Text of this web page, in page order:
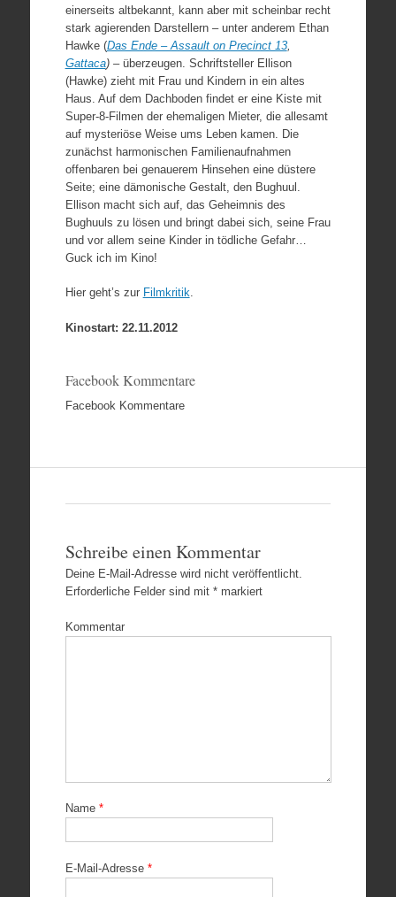
einerseits altbekannt, kann aber mit scheinbar recht
stark agierenden Darstellern – unter anderem Ethan
Hawke (Das Ende – Assault on Precinct 13,
Gattaca) – überzeugen. Schriftsteller Ellison
(Hawke) zieht mit Frau und Kindern in ein altes
Haus. Auf dem Dachboden findet er eine Kiste mit
Super-8-Filmen der ehemaligen Mieter, die allesamt
auf mysteriöse Weise ums Leben kamen. Die
zunächst harmonischen Familienaufnahmen
offenbaren bei genauerem Hinsehen eine düstere
Seite; eine dämonische Gestalt, den Bughuul.
Ellison macht sich auf, das Geheimnis des
Bughuuls zu lösen und bringt dabei sich, seine Frau
und vor allem seine Kinder in tödliche Gefahr…
Guck ich im Kino!
Hier geht’s zur Filmkritik.
Kinostart: 22.11.2012
Facebook Kommentare
Facebook Kommentare
Schreibe einen Kommentar
Deine E-Mail-Adresse wird nicht veröffentlicht.
Erforderliche Felder sind mit *markiert
Kommentar
Name *
E-Mail-Adresse *